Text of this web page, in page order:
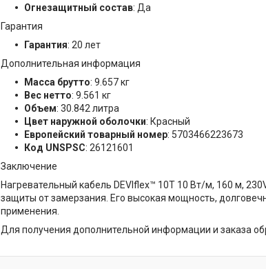
Огнезащитный состав: Да
Гарантия
Гарантия: 20 лет
Дополнительная информация
Масса брутто: 9.657 кг
Вес нетто: 9.561 кг
Объем: 30.842 литра
Цвет наружной оболочки: Красный
Европейский товарный номер: 5703466223673
Код UNSPSC: 26121601
Заключение
Нагревательный кабель DEVIflex™ 10T 10 Вт/м, 160 м,
защиты от замерзания. Его высокая мощность,
применения.
Для получения дополнительной информации и заказа